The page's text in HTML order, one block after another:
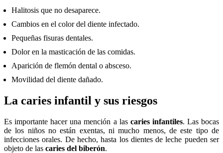
Halitosis que no desaparece.
Cambios en el color del diente infectado.
Pequeñas fisuras dentales.
Dolor en la masticación de las comidas.
Aparición de flemón dental o absceso.
Movilidad del diente dañado.
La caries infantil y sus riesgos
Es importante hacer una mención a las caries infantiles. Las bocas
de los niños no están exentas, ni mucho menos, de este tipo de
infecciones orales. De hecho, hasta los dientes de leche pueden ser
objeto de las caries del biberón.